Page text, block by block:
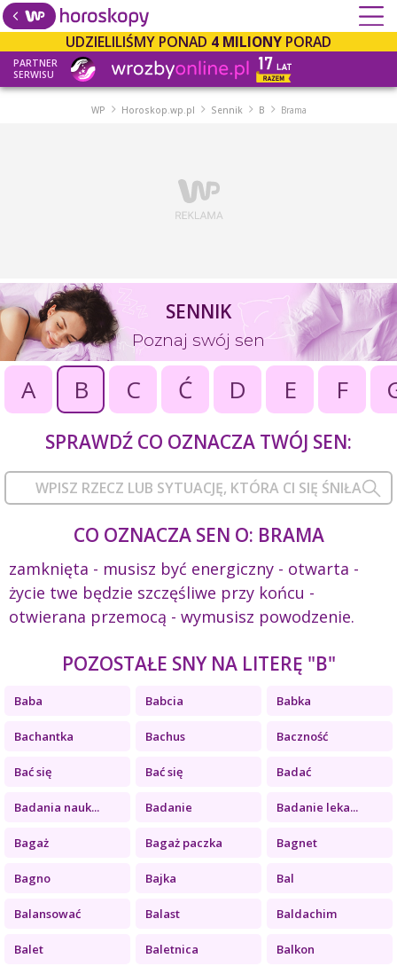
UDZIELILIŚMY PONAD 4 MILIONY PORAD
PARTNER
SERWISU
WP Horoskop.wp.pl Sennik B Brama
SENNIK
Poznaj swój sen
A B C Ć D E F
SPRAWDŹ CO OZNACZA TWÓJ SEN:
CO OZNACZA SEN O: BRAMA
zamknięta - musisz być energiczny - otwarta -
życie twe będzie szczęśliwe przy końcu -
otwierana przemocą - wymusisz powodzenie.
POZOSTAŁE SNY NA LITERĘ "B"
Baba Babcia Babka
Bachantka Bachus Baczność
Bać się Bać się Badać
Badania nauk... Badanie Badanie leka...
Bagaż Bagaż paczka Bagnet
Bagno Bajka Bal
Balansować Balast Baldachim
Balet Baletnica Balkon